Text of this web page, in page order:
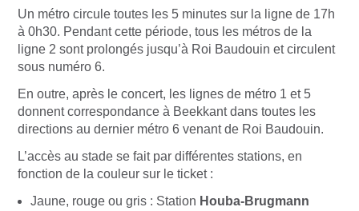
Un métro circule toutes les 5 minutes sur la ligne de 17h
à 0h30. Pendant cette période, tous les métros de la
ligne 2 sont prolongés jusqu’à Roi Baudouin et circulent
sous numéro 6.
En outre, après le concert, les lignes de métro 1 et 5
donnent correspondance à Beekkant dans toutes les
directions au dernier métro 6 venant de Roi Baudouin.
L’accès au stade se fait par différentes stations, en
fonction de la couleur sur le ticket :
Jaune, rouge ou gris : Station Houba-Brugmann